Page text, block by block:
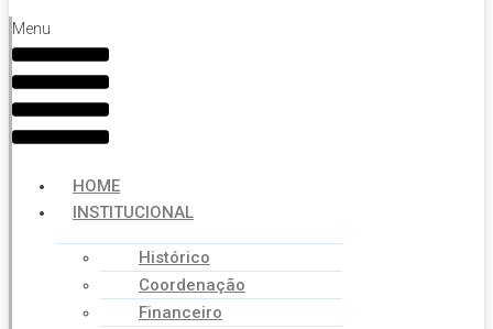
Menu
HOME
INSTITUCIONAL
Histórico
Coordenação
Financeiro